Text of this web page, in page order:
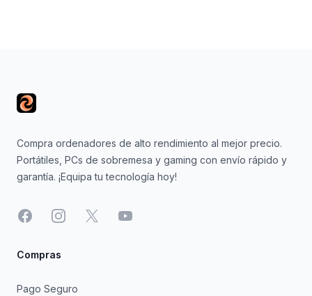
Compra ordenadores de alto rendimiento al mejor precio.
Portátiles, PCs de sobremesa y gaming con envío rápido y
garantía. ¡Equipa tu tecnología hoy!
FacebookInstagram
X YouTube
Compras
Pago Seguro